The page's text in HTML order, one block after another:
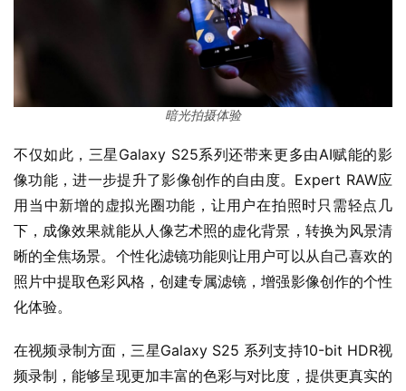
暗光拍摄体验
不仅如此，三星Galaxy S25系列还带来更多由AI赋能的影
像功能，进一步提升了影像创作的自由度。Expert RAW应
用当中新增的虚拟光圈功能，让用户在拍照时只需轻点几
下，成像效果就能从人像艺术照的虚化背景，转换为风景清
晰的全焦场景。个性化滤镜功能则让用户可以从自己喜欢的
照片中提取色彩风格，创建专属滤镜，增强影像创作的个性
化体验。
在视频录制方面，三星Galaxy S25 系列支持10-bit HDR视
频录制，能够呈现更加丰富的色彩与对比度，提供更真实的